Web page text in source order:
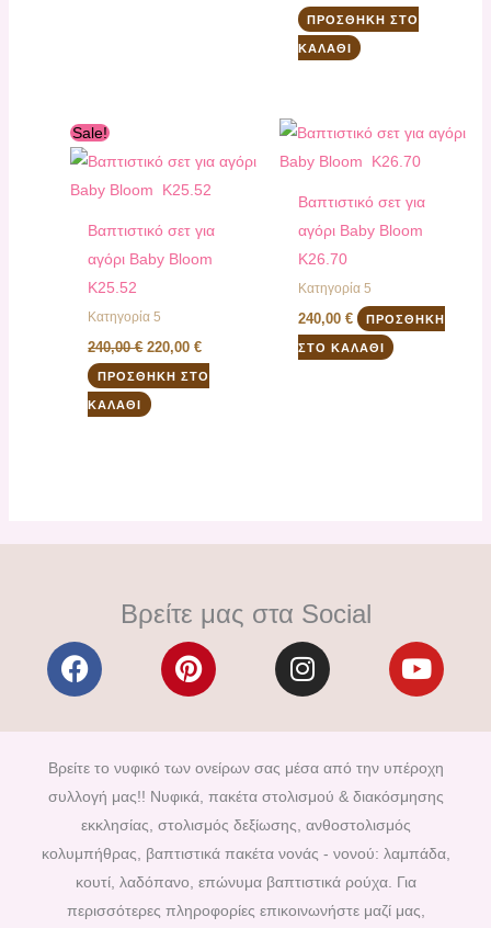
ΠΡΟΣΘΉΚΗ ΣΤΟ
ΚΑΛΆΘΙ
Sale!
Βαπτιστικό σετ για
αγόρι Baby Bloom
K25.52
Κατηγορία 5
240,00€
was:
220,00€
τιμή
220,00 €.
ΠΡΟΣΘΉΚΗ ΣΤΟ
ΚΑΛΆΘΙ
Βαπτιστικό σετ για
αγόρι Baby Bloom
K26.70
Κατηγορία 5
240,00 € ΠΡΟΣΘΉΚΗ
ΣΤΟ ΚΑΛΆΘΙ
Βρείτε μας στα Social
F
a
e
b
o
o
k
P
i
t
e
r
e
s
t
I
n
t
a
g
r
a
m
Y
o
t
u
b
Βρείτε το νυφικό των ονείρων σας μέσα από την υπέροχη
συλλογή μας!! Νυφικά, πακέτα στολισμού & διακόσμησης
εκκλησίας, στολισμός δεξίωσης, ανθοστολισμός
κολυμπήθρας, βαπτιστικά πακέτα νονάς - νονού: λαμπάδα,
κουτί, λαδόπανο, επώνυμα βαπτιστικά ρούχα. Για
περισσότερες πληροφορίες επικοινωνήστε μαζί μας,